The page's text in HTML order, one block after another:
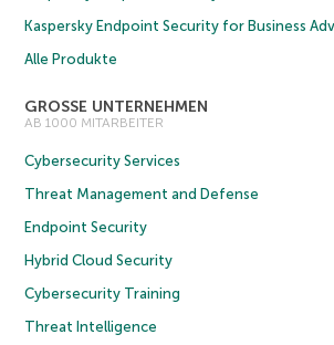
Kaspersky Endpoint Security for Business
Alle Produkte
GROSSE UNTERNEHMEN
AB 1000 MITARBEITER
Cybersecurity Services
Threat Management and Defense
Endpoint Security
Hybrid Cloud Security
Cybersecurity Training
Threat Intelligence